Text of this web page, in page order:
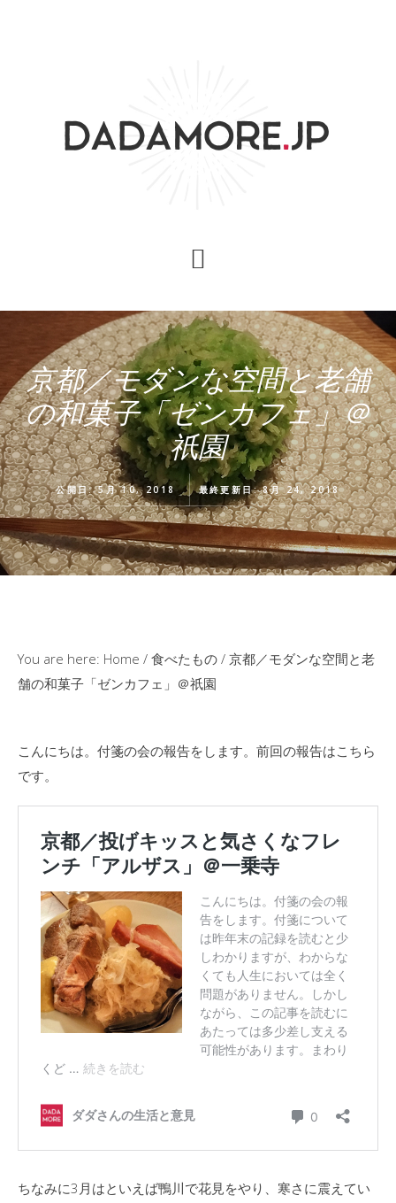
京都／モダンな空間と老舗
の和菓子「ゼンカフェ」＠
祇園
公開日: 5月 10, 2018 最終更新日: 8月 24, 2018
You are here: Home / 食べたもの / 京都／モダンな空間と老
舗の和菓子「ゼンカフェ」＠祇園
こんにちは。付箋の会の報告をします。前回の報告はこちら
です。
ちなみに3月はといえば鴨川で花見をやり、寒さに震えてい